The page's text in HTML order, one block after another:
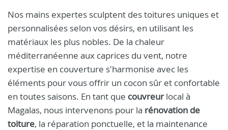
Nos mains expertes sculptent des toitures uniques et
personnalisées selon vos désirs, en utilisant les
matériaux les plus nobles. De la chaleur
méditerranéenne aux caprices du vent, notre
expertise en couverture s'harmonise avec les
éléments pour vous offrir un cocon sûr et confortable
en toutes saisons. En tant que couvreurlocal à
Magalas, nous intervenons pour la rénovation de
toiture, la réparation ponctuelle, et la maintenance